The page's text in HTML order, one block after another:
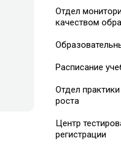
Отдел
качеством
Расписание
Отдел
роста
Центр
регистрации